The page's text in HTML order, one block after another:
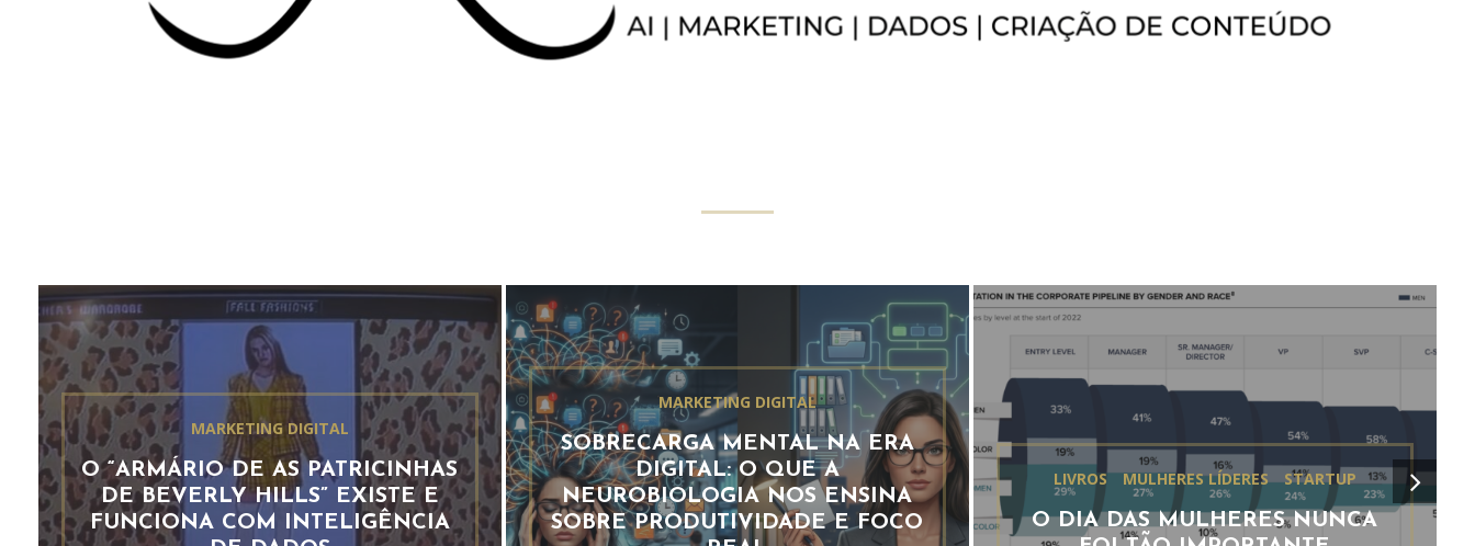
MARKETING DIGITAL
O “ARMÁRIO DE AS PATRICINHAS
DE BEVERLY HILLS” EXISTE E
FUNCIONA COM INTELIGÊNCIA
MARKETING DIGITAL
SOBRECARGA MENTAL NA ERA
DIGITAL: O QUE A
NEUROBIOLOGIA NOS ENSINA
SOBRE PRODUTIVIDADE E FOCO
LIVROS MULHERES LÍDERES STARTUP
O DIA DAS MULHERES NUNCA